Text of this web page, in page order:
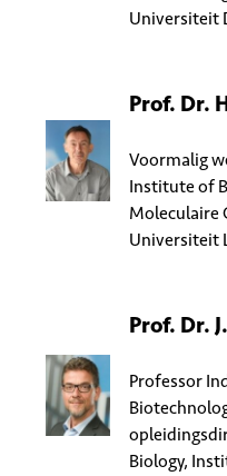
Universiteit
Prof. Dr.
Voormalig
Institute of
Moleculaire
Universiteit
Prof. Dr.
Professor
Biology,